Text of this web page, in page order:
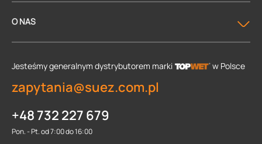
O NAS
Jesteśmy generalnym dystrybutorem marki w Polsce
zapytania@suez.com.pl
+48 732 227 679
Pon. - Pt. od 7:00 do 16:00